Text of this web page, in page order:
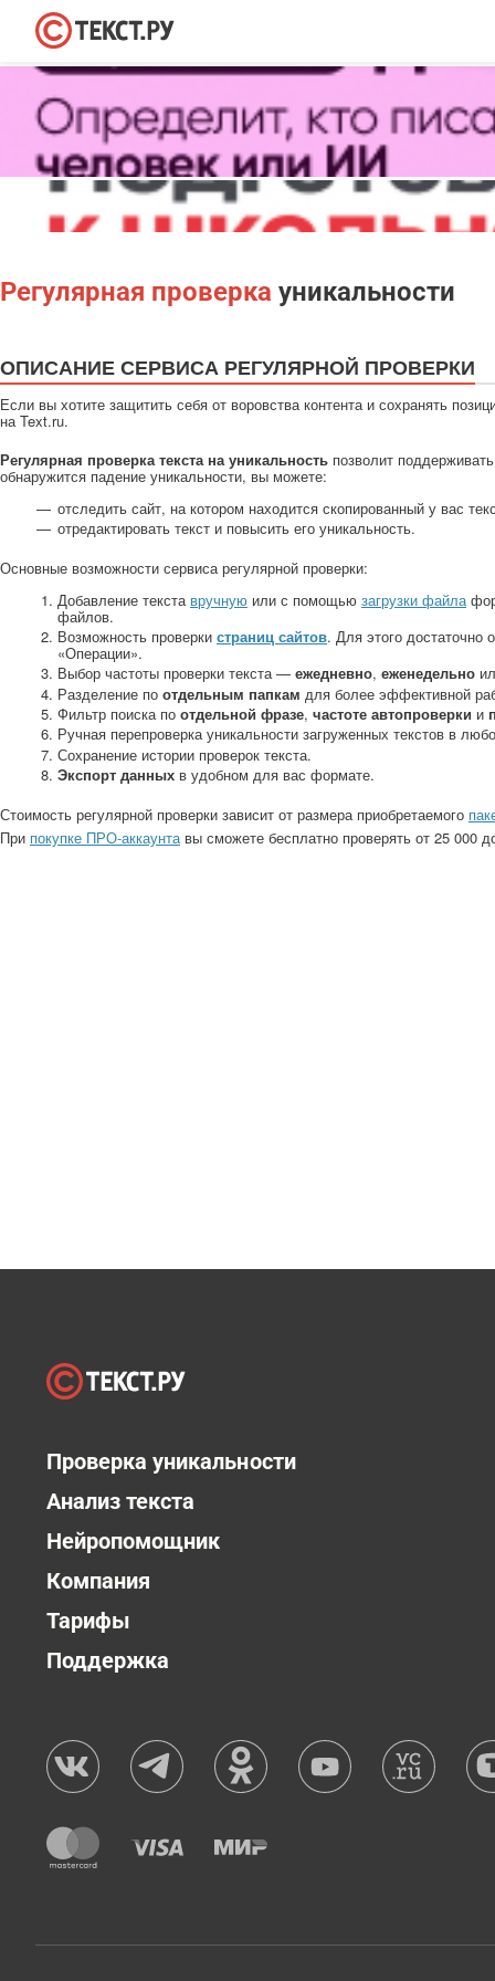
Регулярная проверка уникальности
ОПИСАНИЕ СЕРВИСА РЕГУЛЯРНОЙ ПРОВЕРКИ
Если вы хотите защитить себя от воровства контента и сохранять
на Text.ru.
Регулярная проверка текста на уникальность позволит
обнаружится падение уникальности, вы можете:
отследить сайт, на котором находится скопированный у вас
отредактировать текст и повысить его уникальность.
Основные возможности сервиса регулярной проверки:
Добавление текста вручную или с помощью загрузки файла
файлов.
Возможность проверки страниц сайтов. Для этого достаточно
«Операции».
Выбор частоты проверки текста — ежедневно, еженедельно
Разделение по отдельным папкам для более эффективной
Фильтр поиска по отдельной фразе, частоте автопроверки и
Ручная перепроверка уникальности загруженных текстов в
Сохранение истории проверок текста.
Экспорт данных в удобном для вас формате.
Стоимость регулярной проверки зависит от размера приобретаемого
При покупке ПРО-аккаунтавы сможете бесплатно проверять от 25 000
Проверка уникальности
Анализ текста
Нейропомощник
Компания
Тарифы
Поддержка